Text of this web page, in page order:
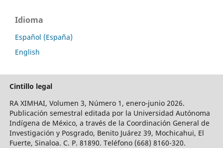
Idioma
Español (España)
English
Cintillo legal
RA XIMHAI, Volumen 3, Número 1, enero-junio 2026.
Publicación semestral editada por la Universidad Autónoma
Indígena de México, a través de la Coordinación General de
Investigación y Posgrado, Benito Juárez 39, Mochicahui, El
Fuerte, Sinaloa. C. P. 81890. Teléfono (668) 8160-320.